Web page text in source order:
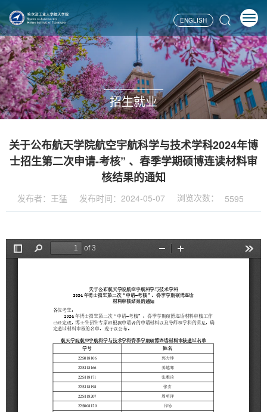
ENGLISH
招生就业
关于公布航天学院航空宇航科学与技术学科2024年博
士招生第二次申请-考核” 、春季学期硕博连读材料审
核结果的通知
发布者：王猛 发布时间：2024-05-07 浏览次数： 5595